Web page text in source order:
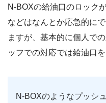
N-BOXの給油口のロック
などはなんとか応急的に
ますが、基本的に個人で
ッフでの対応では給油口
N-BOXのようなプッシ